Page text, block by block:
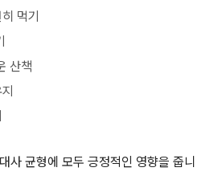
먹기
산책
사 균형에 모두 긍정적인 영향을 줍니